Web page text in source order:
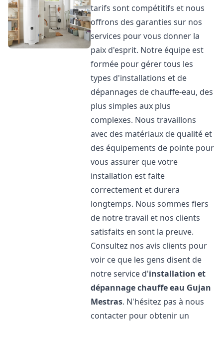
tarifs sont compétitifs et nous
offrons des garanties sur nos
services pour vous donner la
paix d'esprit. Notre équipe est
formée pour gérer tous les
types d'installations et de
dépannages de chauffe-eau, des
plus simples aux plus
complexes. Nous travaillons
avec des matériaux de qualité et
des équipements de pointe pour
vous assurer que votre
installation est faite
correctement et durera
longtemps. Nous sommes fiers
de notre travail et nos clients
satisfaits en sont la preuve.
Consultez nos avis clients pour
voir ce que les gens disent de
notre service d'installation et
dépannage chauffe eau Gujan
Mestras. N'hésitez pas à nous
contacter pour obtenir un